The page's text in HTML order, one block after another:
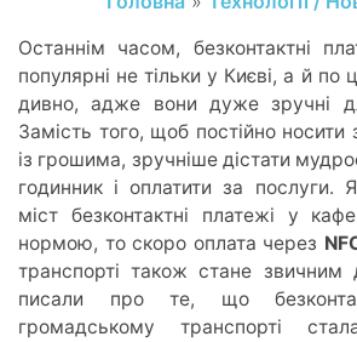
Останнім часом, безконтактні
популярні не тільки у Києві, а й по
дивно, адже вони дуже зручні
Замість того, щоб постійно
із грошима, зручніше дістати
годинник і оплатити за послуги.
міст безконтактні платежі у
нормою, то скоро оплата через
транспорті також стане звичним
писали про те, що
громадському транспорті